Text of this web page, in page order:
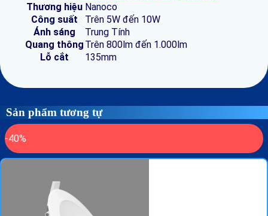
Thương hiệu Nanoco
Công suất
Trên 5W đến 10W
Ánh sáng
Trung Tính
Quang thông Trên 800lm đến 1.000lm
Lỗ cắt
135mm
Sản phẩm tương tự
-40%